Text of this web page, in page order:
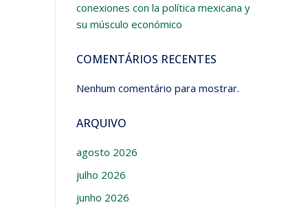
conexiones con la política mexicana y
su músculo económico
COMENTÁRIOS RECENTES
Nenhum comentário para mostrar.
ARQUIVO
agosto 2026
julho 2026
junho 2026